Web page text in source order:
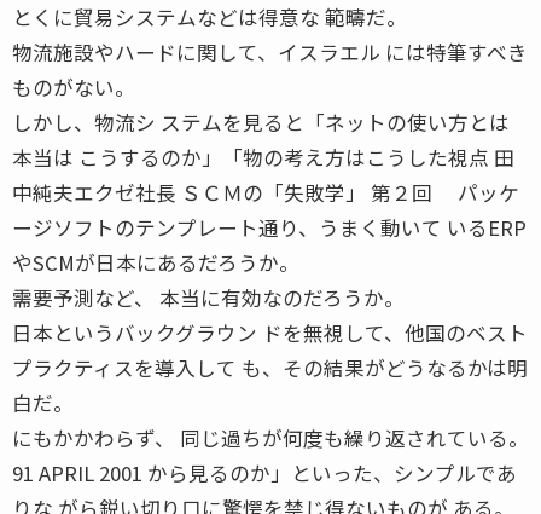
とくに貿易システムなどは得意な 範疇だ。
物流施設やハードに関して、イスラエル には特筆すべき
ものがない。
しかし、物流シ ステムを見ると「ネットの使い方とは
本当は こうするのか」「物の考え方はこうした視点 田
中純夫エクゼ社長 ＳＣＭの「失敗学」 第２回 パッケ
ージソフトのテンプレート通り、うまく動いて いるERP
やSCMが日本にあるだろうか。
需要予測など、 本当に有効なのだろうか。
日本というバックグラウン ドを無視して、他国のベスト
プラクティスを導入して も、その結果がどうなるかは明
白だ。
にもかかわらず、 同じ過ちが何度も繰り返されている。
91 APRIL 2001 から見るのか」といった、シンプルであ
りな がら鋭い切り口に驚愕を禁じ得ないものが ある。